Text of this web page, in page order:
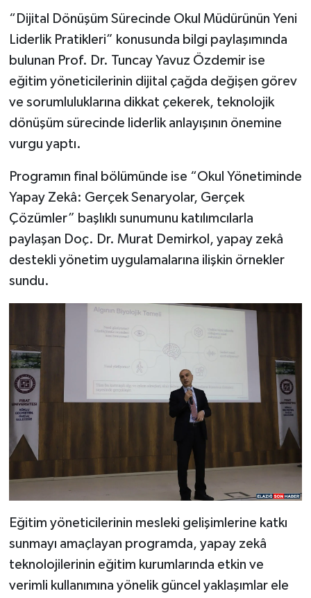
“Dijital Dönüşüm Sürecinde Okul Müdürünün Yeni
Liderlik Pratikleri” konusunda bilgi paylaşımında
bulunan Prof. Dr. Tuncay Yavuz Özdemir ise
eğitim yöneticilerinin dijital çağda değişen görev
ve sorumluluklarına dikkat çekerek, teknolojik
dönüşüm sürecinde liderlik anlayışının önemine
vurgu yaptı.
Programın final bölümünde ise “Okul Yönetiminde
Yapay Zekâ: Gerçek Senaryolar, Gerçek
Çözümler” başlıklı sunumunu katılımcılarla
paylaşan Doç. Dr. Murat Demirkol, yapay zekâ
destekli yönetim uygulamalarına ilişkin örnekler
sundu.
Eğitim yöneticilerinin mesleki gelişimlerine katkı
sunmayı amaçlayan programda, yapay zekâ
teknolojilerinin eğitim kurumlarında etkin ve
verimli kullanımına yönelik güncel yaklaşımlar ele